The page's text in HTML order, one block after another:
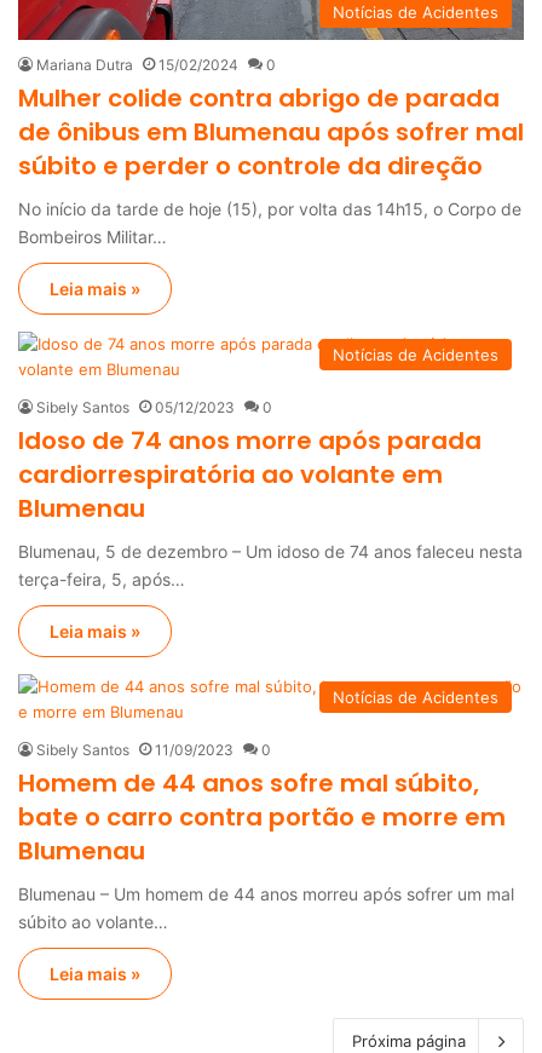
Notícias de Acidentes
Mariana Dutra 15/02/2024 0
Mulher colide contra abrigo de parada
de ônibus em Blumenau após sofrer mal
súbito e perder o controle da direção
No início da tarde de hoje (15), por volta das 14h15, o Corpo de
Bombeiros Militar…
Leia mais »
Notícias de Acidentes
Sibely Santos 05/12/2023 0
Idoso de 74 anos morre após parada
cardiorrespiratória ao volante em
Blumenau
Blumenau, 5 de dezembro – Um idoso de 74 anos faleceu nesta
terça-feira, 5, após…
Leia mais »
Notícias de Acidentes
Sibely Santos 11/09/2023 0
Homem de 44 anos sofre mal súbito,
bate o carro contra portão e morre em
Blumenau
Blumenau – Um homem de 44 anos morreu após sofrer um mal
súbito ao volante…
Leia mais »
Próxima página